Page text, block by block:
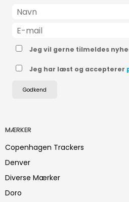
Jeg vil gerne tilmeldes
Jeg har læst og accepterer
Godkend
MÆRKER
Copenhagen Trackers
Denver
Diverse Mærker
Doro